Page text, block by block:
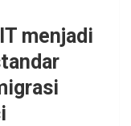
menjadi